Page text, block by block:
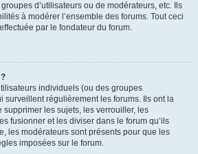
d’utilisateurs ou de modérateurs, etc. Ils
à modérer l’ensemble des forums. Tout ceci
par le fondateur du forum.
individuels (ou des groupes
surveillent régulièrement les forums. Ils ont la
les sujets, les verrouiller, les
fusionner et les diviser dans le forum qu’ils
les modérateurs sont présents pour que les
imposées sur le forum.